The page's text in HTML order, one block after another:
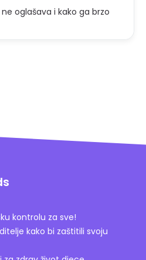
oglašava i kako ga brzo
kontrolu za sve!
kako bi zaštitili svoju